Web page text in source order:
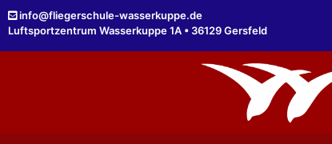
Zum
Inhalt
springen
info@fliegerschule-wasserkuppe.de
Luftsportzentrum Wasserkuppe 1A • 36129 Gersfeld